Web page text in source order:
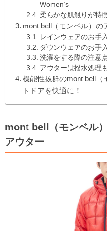
Women’s
柔らかな肌触りが特
mont bell（モンベル）の
レインウェアのお手
ダウンウェアのお手
洗濯をする際の注意
アウターは撥水処理
機能性抜群のmont bell（
トドアを快適に！
mont bell（モンベル
アウター